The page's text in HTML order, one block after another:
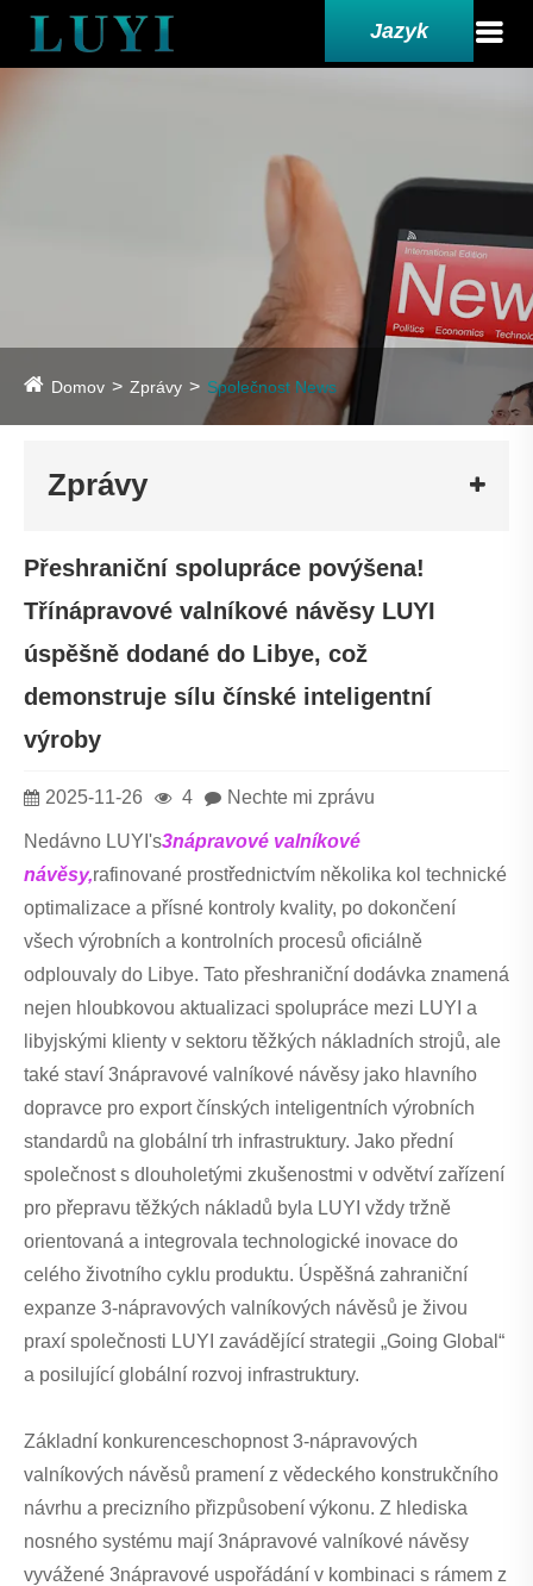
Jazyk
Domov Zprávy Společnost News
Zprávy
Přeshraniční spolupráce povýšena!
Třínápravové valníkové návěsy LUYI
úspěšně dodané do Libye, což
demonstruje sílu čínské inteligentní
výroby
2025-11-26 4 Nechte mi zprávu
Nedávno LUYI's3nápravové valníkové
návěsy,rafinované prostřednictvím několika kol technické
optimalizace a přísné kontroly kvality, po dokončení
všech výrobních a kontrolních procesů oficiálně
odplouvaly do Libye. Tato přeshraniční dodávka znamená
nejen hloubkovou aktualizaci spolupráce mezi LUYI a
libyjskými klienty v sektoru těžkých nákladních strojů, ale
také staví 3nápravové valníkové návěsy jako hlavního
dopravce pro export čínských inteligentních výrobních
standardů na globální trh infrastruktury. Jako přední
společnost s dlouholetými zkušenostmi v odvětví zařízení
pro přepravu těžkých nákladů byla LUYI vždy tržně
orientovaná a integrovala technologické inovace do
celého životního cyklu produktu. Úspěšná zahraniční
expanze 3-nápravových valníkových návěsů je živou
praxí společnosti LUYI zavádějící strategii „Going Global“
a posilující globální rozvoj infrastruktury.
Základní konkurenceschopnost 3-nápravových
valníkových návěsů pramení z vědeckého konstrukčního
návrhu a precizního přizpůsobení výkonu. Z hlediska
nosného systému mají 3nápravové valníkové návěsy
vyvážené 3nápravové uspořádání v kombinaci s rámem z